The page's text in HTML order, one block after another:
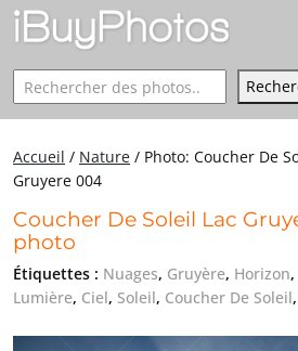
Rechercher
Accueil / Nature / Photo: Coucher De
Gruyere 004
Coucher De Soleil Lac
photo
Étiquettes : Nuages, Gruyère, Horizon,
Lumière, Ciel, Soleil, Coucher De Soleil,